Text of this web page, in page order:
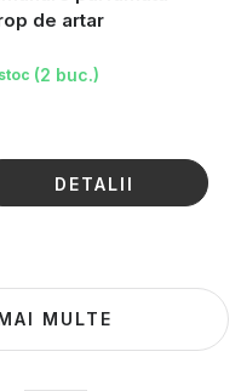
de artar
(2 buc.)
DETALII
MULTE